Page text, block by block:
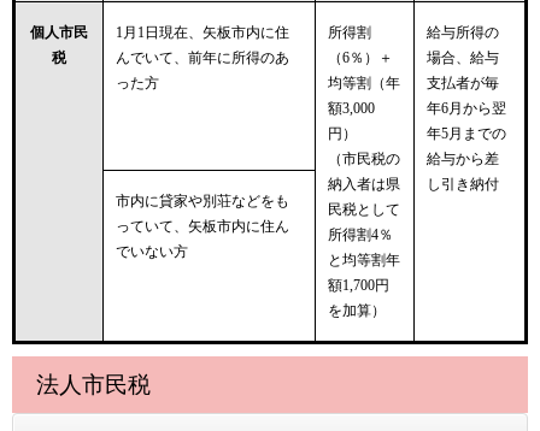
個人市民
税
1月1日現在、矢板市内に住
んでいて、前年に所得のあ
った方
所得割
（6％）＋
均等割（年
額3,000
円）
（市民税の
納入者は県
民税として
所得割4％
と均等割年
額1,700円
を加算）
給与所得の
場合、給与
支払者が毎
年6月から翌
年5月までの
給与から差
し引き納付
市内に貸家や別荘などをも
っていて、矢板市内に住ん
でいない方
法人市民税